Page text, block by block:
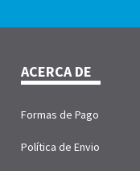
ACERCA DE
Formas de Pago
Política de Envio